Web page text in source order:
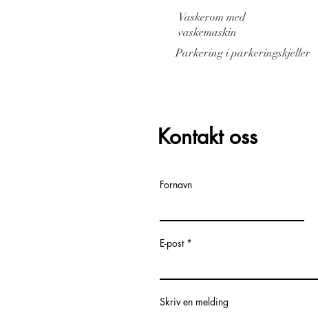
Vaskerom med
vaskemaskin
Parkering i parkeringskjeller
Kontakt oss
Fornavn
E-post
Skriv en melding